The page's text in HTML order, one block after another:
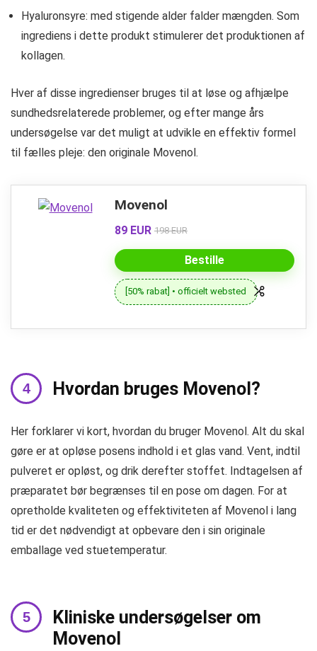
Hyaluronsyre: med stigende alder falder mængden. Som
ingrediens i dette produkt stimulerer det produktionen af
​​kollagen.
Hver af disse ingredienser bruges til at løse og afhjælpe
sundhedsrelaterede problemer, og efter mange års
undersøgelse var det muligt at udvikle en effektiv formel
til fælles pleje: den originale Movenol.
Movenol
89 EUR 198 EUR
Bestille
[50% rabat] • officielt websted
Hvordan bruges Movenol?
Her forklarer vi kort, hvordan du bruger Movenol. Alt du skal
gøre er at opløse posens indhold i et glas vand. Vent, indtil
pulveret er opløst, og drik derefter stoffet. Indtagelsen af ​​
præparatet bør begrænses til en pose om dagen. For at
opretholde kvaliteten og effektiviteten af ​​Movenol i lang
tid er det nødvendigt at opbevare den i sin originale
emballage ved stuetemperatur.
Kliniske undersøgelser om
Movenol